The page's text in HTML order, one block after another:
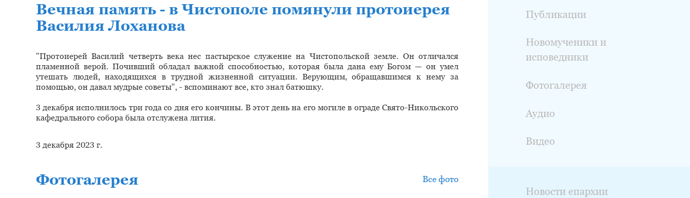
Вечная память - в Чистополе помянули протоиерея
Василия Лоханова
"Протоиерей Василий четверть века нес пастырское служение на Чистопольской земле. Он отличался
пламенной верой. Почивший обладал важной способностью, которая была дана ему Богом — он умел
утешать людей, находящихся в трудной жизненной ситуации. Верующим, обращавшимся к нему за
помощью, он давал мудрые советы", - вспоминают все, кто знал батюшку.
3 декабря исполнилось три года со дня его кончины. В этот день на его могиле в ограде Свято-Никольского
кафедрального собора была отслужена лития.
3 декабря 2023 г.
Фотогалерея Все фото
Публикации
Новомученики и
исповедники
Фотогалерея
Аудио
Видео
Новости епархии